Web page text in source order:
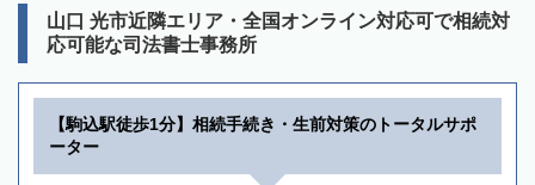
山口 光市近隣エリア・全国オンライン対応可で相続対
応可能な司法書士事務所
【駒込駅徒歩1分】相続手続き・生前対策のトータルサポ
ーター